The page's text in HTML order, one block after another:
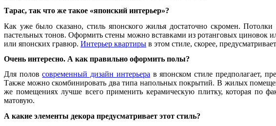
Тарас, так что же такое «японский интерьер»?
Как уже было сказано, стиль японского жилья достаточно скромен.
пастельных тонов. Оформить стены можно вставками из ротанговых циновок
или японских гравюр. Интерьер квартиры в этом стиле, скорее,
Очень интересно. А как правильно оформить полы?
Для половсовременный дизайн интерьера в японском стиле предполагает,
Также можно скомбинировать два типа напольных покрытий. В жилых
же помещениях лучше всего применить керамическую плитку, которая по
матовую.
А какие элементы декора предусматривает этот стиль?